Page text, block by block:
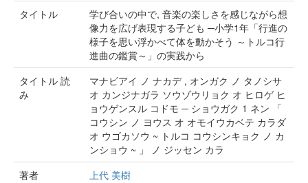
タイトル
学び合いの中で, 音楽の楽しさを感じながら想
像力を広げ表現する子ども ─小学1年「行進の
様子を思い浮かべて体を動かそう ～トルコ行
進曲の鑑賞～」の実践から
タイトル 読
み
マナビアイ ノ ナカデ , オンガク ノ タノシサ
オ カンジナガラ ソウゾウリョク オ ヒロゲ ヒ
ョウゲンスル コドモ ─ ショウガク 1 ネン 「
コウシン ノ ヨウス オ オモイウカベテ カラダ
オ ウゴカソウ ~ トルコ コウシンキョク ノ カ
ンショウ ~ 」 ノ ジッセン カラ
著者
上代 美樹